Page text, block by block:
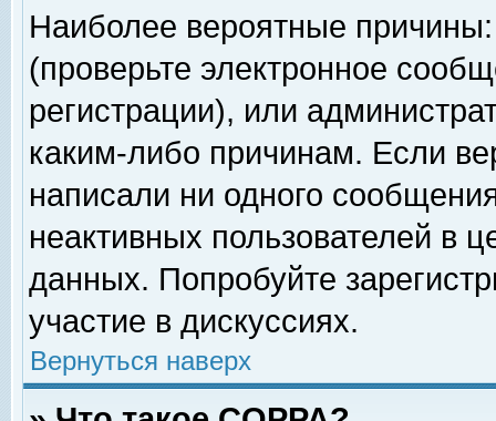
Наиболее вероятные
(проверьте электронное
регистрации), или
каким-либо причинам. Если
написали ни одного
неактивных пользователей в
данных. Попробуйте
участие в дискуссиях.
Вернуться наверх